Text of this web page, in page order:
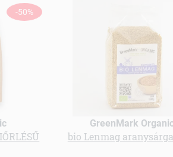
-50%
GreenMark
bio Lenmag